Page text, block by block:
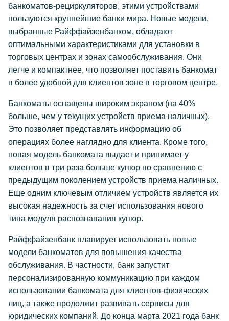
банкоматов-рециркуляторов, этими устройствами
пользуются крупнейшие банки мира. Новые модели,
выбранные Райффайзенбанком, обладают
оптимальными характеристиками для установки в
торговых центрах и зонах самообслуживания. Они
легче и компактнее, что позволяет поставить банкомат
в более удобной для клиентов зоне в торговом центре.
Банкоматы оснащены широким экраном (на 40%
больше, чем у текущих устройств приема наличных).
Это позволяет представлять информацию об
операциях более наглядно для клиента. Кроме того,
новая модель банкомата выдает и принимает у
клиентов в три раза больше купюр по сравнению с
предыдущим поколением устройств приема наличных.
Еще одним ключевым отличием устройств является их
высокая надежность за счет использования нового
типа модуля распознавания купюр.
Райффайзенбанк планирует использовать новые
модели банкоматов для повышения качества
обслуживания. В частности, банк запустит
персонализированную коммуникацию при каждом
использовании банкомата для клиентов-физических
лиц, а также продолжит развивать сервисы для
юридических компаний. До конца марта 2021 года банк